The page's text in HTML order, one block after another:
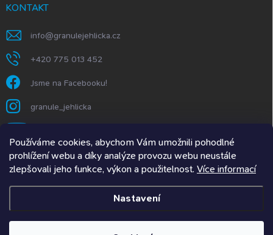
Používáme cookies, abychom Vám umožnili pohodlné
prohlížení webu a díky analýze provozu webu neustále
zlepšovali jeho funkce, výkon a použitelnost. Více informací
Nastavení
KONTAKT
info@granulejehlicka.cz
+420 775 013 452
Jsme na Facebooku!
granule_jehlicka
Granule Jehlička.SK
Copyright 2026Granulejehlicka.cz. Všechna práva vyhrazena.Upravit
nastavení cookies